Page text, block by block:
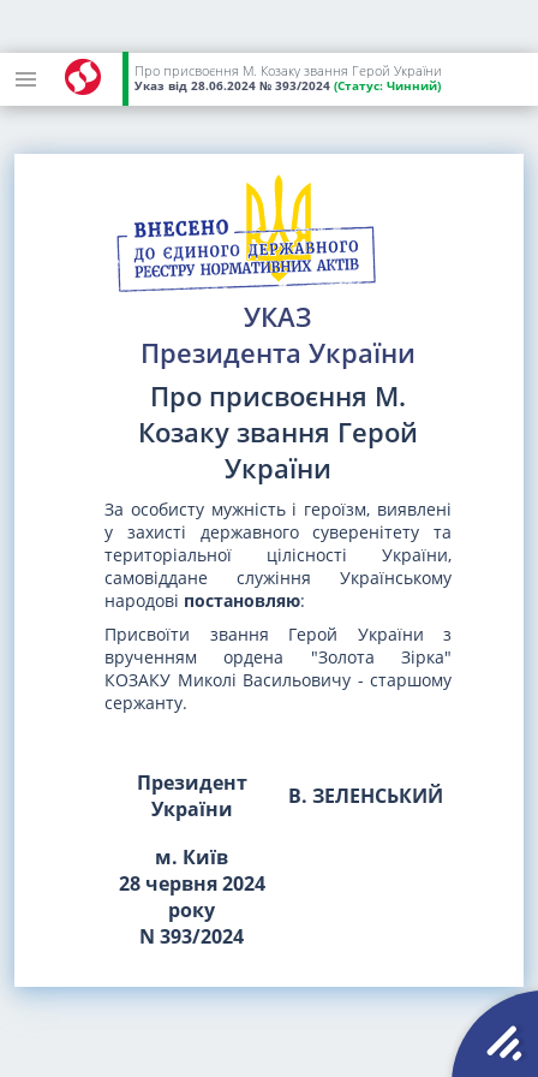
Про присвоєння М. Козаку звання Герой України
Указ від 28.06.2024 № 393/2024 (Статус: Чинний)
УКАЗ
Президента України
Про присвоєння М.
Козаку звання Герой
України
За особисту мужність і героїзм, виявлені
у захисті державного суверенітету та
територіальної цілісності України,
самовіддане служіння Українському
народові постановляю:
Присвоїти звання Герой України з
врученням ордена "Золота Зірка"
КОЗАКУ Миколі Васильовичу - старшому
сержанту.
Президент
України
В. ЗЕЛЕНСЬКИЙ
м. Київ
28 червня 2024
року
N 393/2024